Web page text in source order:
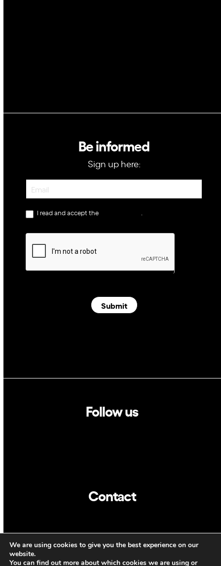
Be informed
Sign up here:
I read and accept the
Submit
Follow us
Contact
CAT ENG
We are using cookies to give you the best experience on our
website.
You can find out more about which cookies we are using or